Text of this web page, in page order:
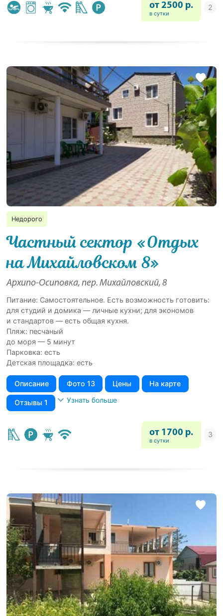
от 2500 р.
в сутки
Недорого
Частный сектор «Отдых
на Михайловском 8»
Архипо-Осиповка, пер. Михайловский, 8
Питание: Самостоятельное. Есть возможность готовить:
для студий и домика — личные кухни; для экономов
и стандартов — есть общая кухня.
Пляж: песчаный
до моря — 5 минут
Парковка: есть
Детская площадка: есть
Описание Фото 13 Цены На карте
Отзывы 1 Узнать больше
от 1700 р.
в сутки